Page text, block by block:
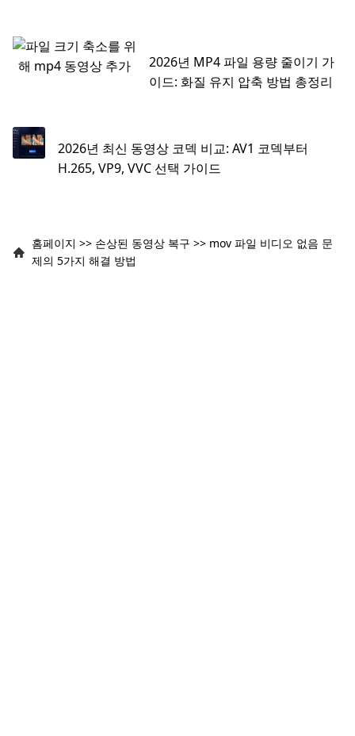
2026년 MP4 파일 용량 줄이기 가
이드: 화질 유지 압축 방법 총정리
2026년 최신 동영상 코덱 비교: AV1 코덱부터
H.265, VP9, VVC 선택 가이드
홈페이지 >> 손상된 동영상 복구 >> mov 파일 비디오 없음 문
제의 5가지 해결 방법